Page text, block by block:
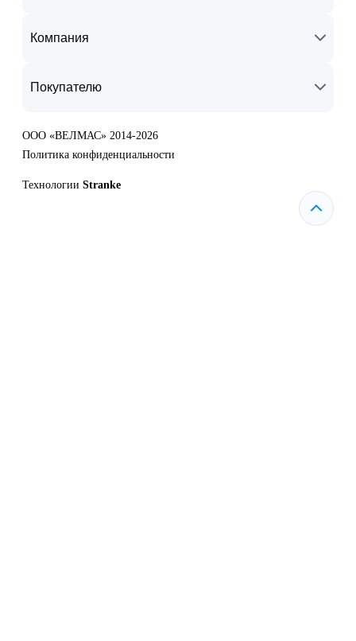
Компания
Покупателю
ООО «ВЕЛМАС» 2014-2026
Политика конфиденциальности
Технологии Stranke